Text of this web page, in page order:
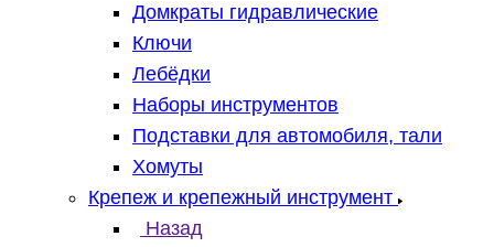
Домкраты гидравлические
Ключи
Лебёдки
Наборы инструментов
Подставки для автомобиля, тали
Хомуты
Крепеж и крепежный инструмент
Назад